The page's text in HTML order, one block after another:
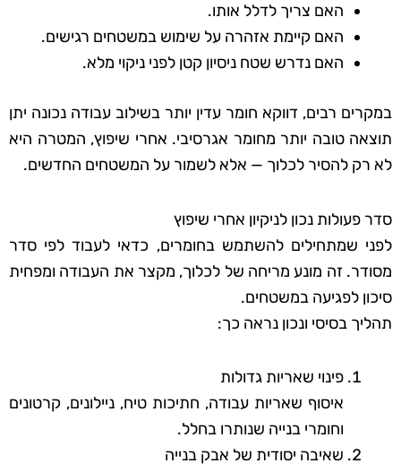
האם צריך לדלל אותו.
האם קיימת אזהרה על שימוש במשטחים רגישים.
האם נדרש שטח ניסיון קטן לפני ניקוי מלא.
במקרים רבים, דווקא חומר עדין יותר בשילוב עבודה נכונה יתן
תוצאה טובה יותר מחומר אגרסיבי. אחרי שיפוץ, המטרה היא
לא רק להסיר לכלוך — אלא לשמור על המשטחים החדשים.
סדר פעולות נכון לניקיון אחרי שיפוץ
לפני שמתחילים להשתמש בחומרים, כדאי לעבוד לפי סדר
מסודר. זה מונע מריחה של לכלוך, מקצר את העבודה ומפחית
סיכון לפגיעה במשטחים.
תהליך בסיסי ונכון נראה כך:
פינוי שאריות גדולות
איסוף שאריות עבודה, חתיכות טיח, ניילונים, קרטונים
וחומרי בנייה שנותרו בחלל.
שאיבה יסודית של אבק בנייה